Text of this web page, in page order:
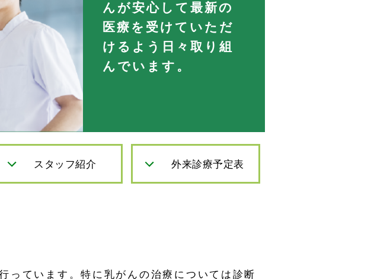
んが安心して最新の
医療を受けていただ
けるよう日々取り組
んでいます。
スタッフ紹介 外来診療予定表
っています。特に乳がんの治療については診断